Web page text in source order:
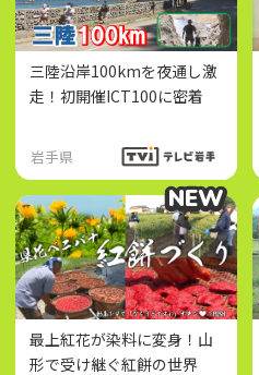
三陸沿岸100kmを夜通し激
走！初開催ICT100に密着
岩手県
最上紅花が染料に変身！山
形で受け継ぐ紅餅の世界
NEW
NEW